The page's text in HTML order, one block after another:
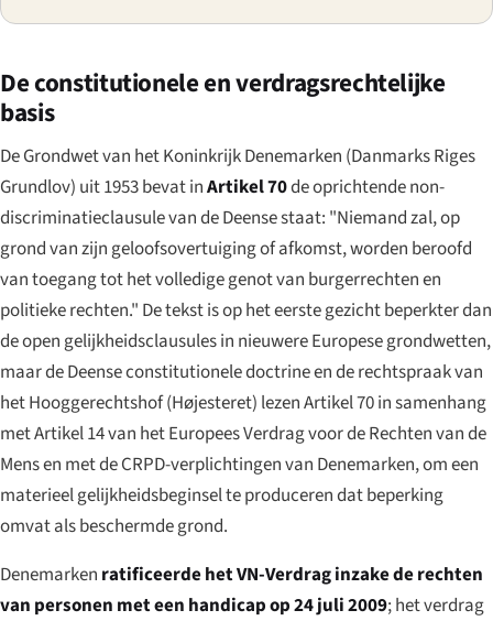
De constitutionele en verdragsrechtelijke
basis
De Grondwet van het Koninkrijk Denemarken (Danmarks Riges
Grundlov) uit 1953 bevat inArtikel 70de oprichtende non-
discriminatieclausule van de Deense staat: "Niemand zal, op
grond van zijn geloofsovertuiging of afkomst, worden beroofd
van toegang tot het volledige genot van burgerrechten en
politieke rechten." De tekst is op het eerste gezicht beperkter dan
de open gelijkheidsclausules in nieuwere Europese grondwetten,
maar de Deense constitutionele doctrine en de rechtspraak van
het Hooggerechtshof (Højesteret) lezen Artikel 70 in samenhang
met Artikel 14 van het Europees Verdrag voor de Rechten van de
Mens en met de CRPD-verplichtingen van Denemarken, om een
materieel gelijkheidsbeginsel te produceren dat beperking
omvat als beschermde grond.
Denemarken ratificeerde het VN-Verdrag inzake de rechten
van personen met een handicap op 24 juli 2009; het verdrag